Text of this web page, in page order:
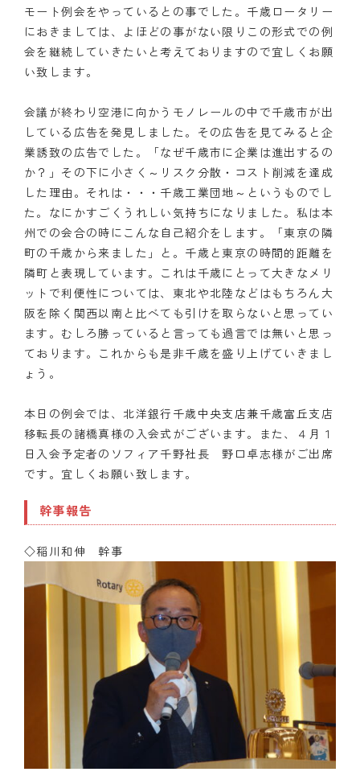
モート例会をやっているとの事でした。千歳ロータリー
におきましては、よほどの事がない限りこの形式での例
会を継続していきたいと考えておりますので宜しくお願
い致します。
会議が終わり空港に向かうモノレールの中で千歳市が出
している広告を発見しました。その広告を見てみると企
業誘致の広告でした。「なぜ千歳市に企業は進出するの
か？」その下に小さく～リスク分散・コスト削減を達成
した理由。それは・・・千歳工業団地～というものでし
た。なにかすごくうれしい気持ちになりました。私は本
州での会合の時にこんな自己紹介をします。「東京の隣
町の千歳から来ました」と。千歳と東京の時間的距離を
隣町と表現しています。これは千歳にとって大きなメリ
ットで利便性については、東北や北陸などはもちろん大
阪を除く関西以南と比べても引けを取らないと思ってい
ます。むしろ勝っていると言っても過言では無いと思っ
ております。これからも是非千歳を盛り上げていきまし
ょう。
本日の例会では、北洋銀行千歳中央支店兼千歳富丘支店
移転長の諸橋真様の入会式がございます。また、４月１
日入会予定者のソフィア千野社長 野口卓志様がご出席
です。宜しくお願い致します。
幹事報告
◇稲川和伸 幹事